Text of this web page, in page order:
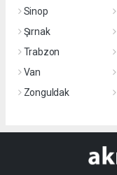
Sinop
Şırnak
Trabzon
Van
Zonguldak